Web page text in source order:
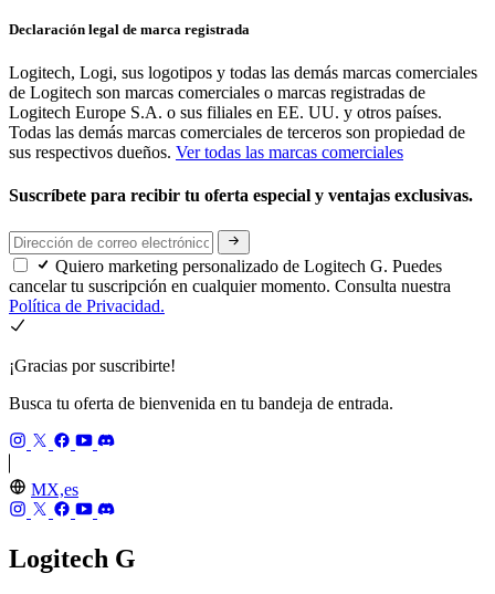
Declaración legal de marca registrada
Logitech, Logi, sus logotipos y todas las demás marcas comerciales
de Logitech son marcas comerciales o marcas registradas de
Logitech Europe S.A. o sus filiales en EE. UU. y otros países.
Todas las demás marcas comerciales de terceros son propiedad de
sus respectivos dueños. Ver todas las marcas comerciales
Suscríbete para recibir tu oferta especial y ventajas exclusivas.
Quiero marketing personalizado de Logitech G. Puedes
cancelar tu suscripción en cualquier momento. Consulta nuestra
Política de Privacidad.
¡Gracias por suscribirte!
Busca tu oferta de bienvenida en tu bandeja de entrada.
MX,es
Logitech G